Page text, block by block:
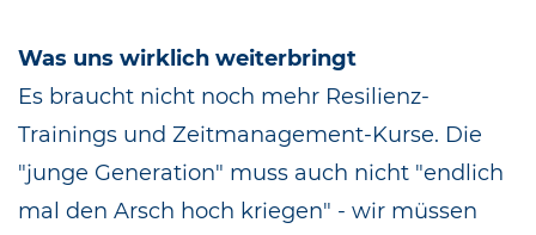
Was uns wirklich weiterbringt
Es braucht nicht noch mehr Resilienz-
Trainings und Zeitmanagement-Kurse. Die
"junge Generation" muss auch nicht "endlich
mal den Arsch hoch kriegen" - wir müssen